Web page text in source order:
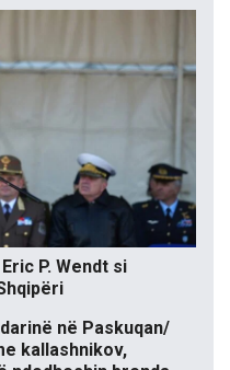
P. Wendt si
në Paskuqan/
kallashnikov,